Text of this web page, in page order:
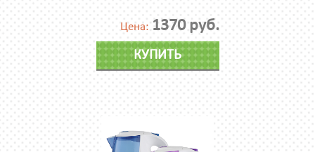
Цена: 1370 руб.
КУПИТЬ